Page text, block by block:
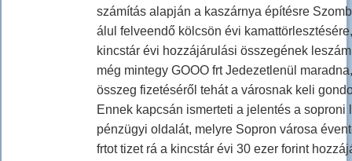
számítás alapján a kaszárnya építésre
álul felveendő kölcsön évi
kincstár évi hozzájárulási összegének
még mintegy GOOO frt Jedezetlenül
összeg fizetéséről tehát a városnak keli
Ennek kapcsán ismerteti a jelentés a soproni
pénzügyi oldalát, melyre Sopron városa
frtot tizet rá a kincstár évi 30 ezer forint